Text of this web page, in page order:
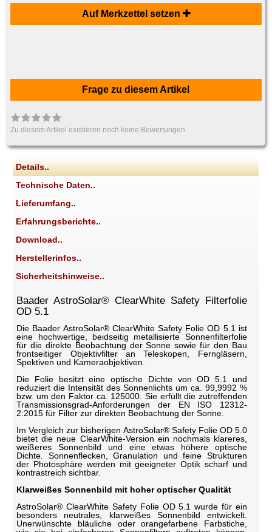
Auf Merkzettel setzen
Frage zu diesem Artikel
Zu diesem Artikel existieren noch keine Bewertungen
Details..
Technische Daten..
Lieferumfang..
Erfahrungsberichte..
Download..
Herstellerinfos..
Sicherheitshinweise..
Baader AstroSolar® ClearWhite Safety Filterfolie
OD 5.1
Die Baader AstroSolar® ClearWhite Safety Folie OD 5.1 ist
eine hochwertige, beidseitig metallisierte Sonnenfilterfolie
für die direkte Beobachtung der Sonne sowie für den Bau
frontseitiger Objektivfilter an Teleskopen, Ferngläsern,
Spektiven und Kameraobjektiven.
Die Folie besitzt eine optische Dichte von OD 5.1 und
reduziert die Intensität des Sonnenlichts um ca. 99,9992 %
bzw. um den Faktor ca. 125000. Sie erfüllt die zutreffenden
Transmissionsgrad-Anforderungen der EN ISO 12312-
2:2015 für Filter zur direkten Beobachtung der Sonne.
Im Vergleich zur bisherigen AstroSolar® Safety Folie OD 5.0
bietet die neue ClearWhite-Version ein nochmals klareres,
weißeres Sonnenbild und eine etwas höhere optische
Dichte. Sonnenflecken, Granulation und feine Strukturen
der Photosphäre werden mit geeigneter Optik scharf und
kontrastreich sichtbar.
Klarweißes Sonnenbild mit hoher optischer Qualität
AstroSolar® ClearWhite Safety Folie OD 5.1 wurde für ein
besonders neutrales, klarweißes Sonnenbild entwickelt.
Unerwünschte bläuliche oder orangefarbene Farbstiche,